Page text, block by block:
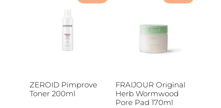
ZEROID Pimprove
Toner 200ml
FRAIJOUR Original
Herb Wormwood
Pore Pad 170ml